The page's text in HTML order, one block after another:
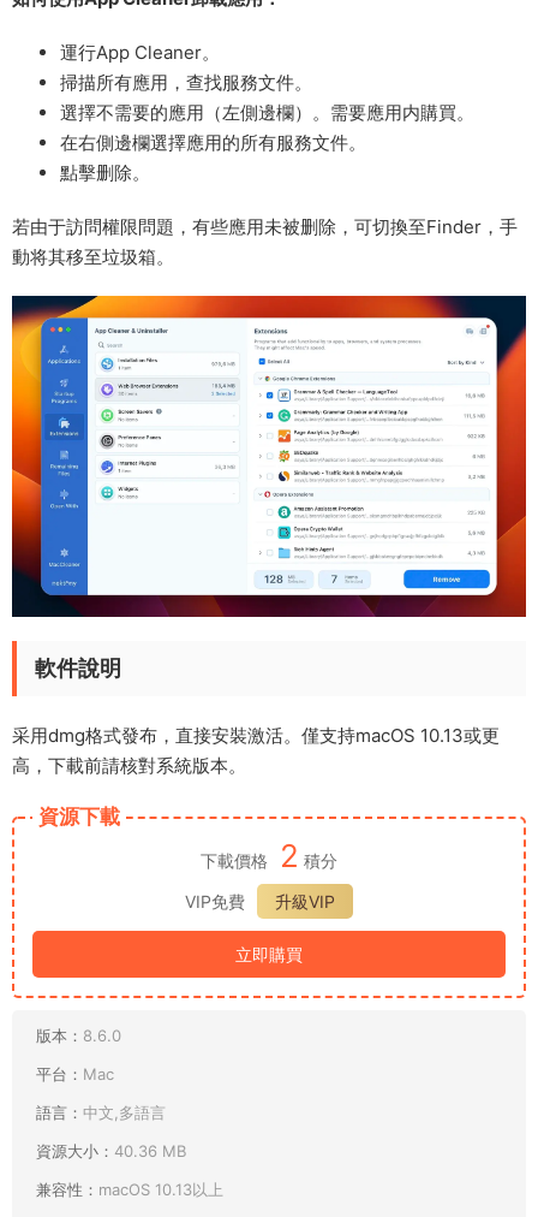
運行App Cleaner。
掃描所有應用，查找服務文件。
選擇不需要的應用（左側邊欄）。需要應用内購買。
在右側邊欄選擇應用的所有服務文件。
點擊删除。
若由于訪問權限問題，有些應用未被删除，可切換至Finder，手
動将其移至垃圾箱。
軟件說明
采用dmg格式發布，直接安裝激活。僅支持macOS 10.13或更
高，下載前請核對系統版本。
資源下載
下載價格 2 積分
VIP免費
升級VIP
立即購買
版本： 8.6.0
平台： Mac
語言： 中文,多語言
資源大小： 40.36 MB
兼容性： macOS 10.13以上